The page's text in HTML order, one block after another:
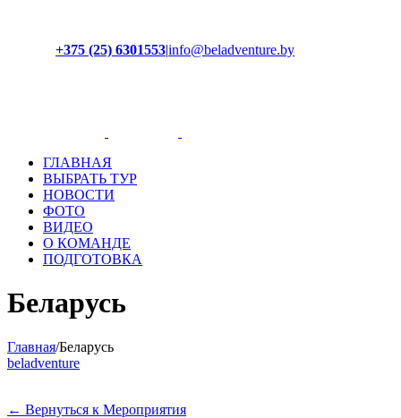
+375 (25) 6301553|info@beladventure.by
ГЛАВНАЯ
ВЫБРАТЬ ТУР
НОВОСТИ
ФОТО
ВИДЕО
О КОМАНДЕ
ПОДГОТОВКА
Беларусь
Главная/Беларусь
beladventure
← Вернуться к Мероприятия